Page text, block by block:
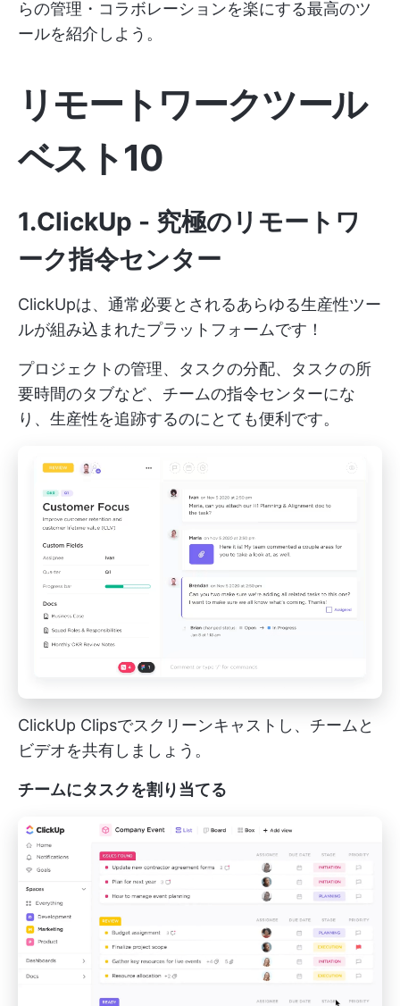
らの管理・コラボレーションを楽にする最高のツ
ールを紹介しよう。
リモートワークツール
ベスト10
1.ClickUp - 究極のリモートワ
ーク指令センター
ClickUpは、通常必要とされるあらゆる生産性ツー
ルが組み込まれたプラットフォームです！
プロジェクトの管理、タスクの分配、タスクの所
要時間のタブなど、チームの指令センターにな
り、生産性を追跡するのにとても便利です。
ClickUp Clipsでスクリーンキャストし、チームと
ビデオを共有しましょう。
チームにタスクを割り当てる